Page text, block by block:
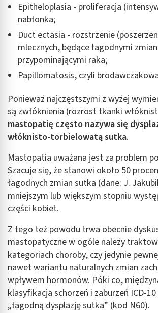
Epitheloplasia - proliferacja
nabłonka;
Duct ectasia - rozstrzenie
mlecznych, będące łagodnymi
przypominającymi raka;
Papillomatosis, czyli
Ponieważ najczęstszymi z wyżej
są zwłóknienia (rozrost tkanki
mastopatię często nazywa się
włóknisto-torbielowatą sutka.
Mastopatia uważana jest za problem
Szacuje się, że stanowi około 50
łagodnych zmian sutka (dane: J.
mniejszym lub większym stopniu
części kobiet.
Z tego też powodu trwa obecnie
mastopatyczne w ogóle należy
kategoriach choroby, czy jedynie
nawet wariantu naturalnych zmian
wpływem hormonów. Póki co,
klasyfikacja schorzeń i zaburzeń ICD-
„łagodną dysplazję sutka” (kod N60).